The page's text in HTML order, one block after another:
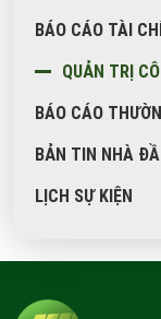
BÁO CÁO TÀI
QUẢN TRỊ
BÁO CÁO
BẢN TIN NHÀ
LỊCH SỰ KIỆN